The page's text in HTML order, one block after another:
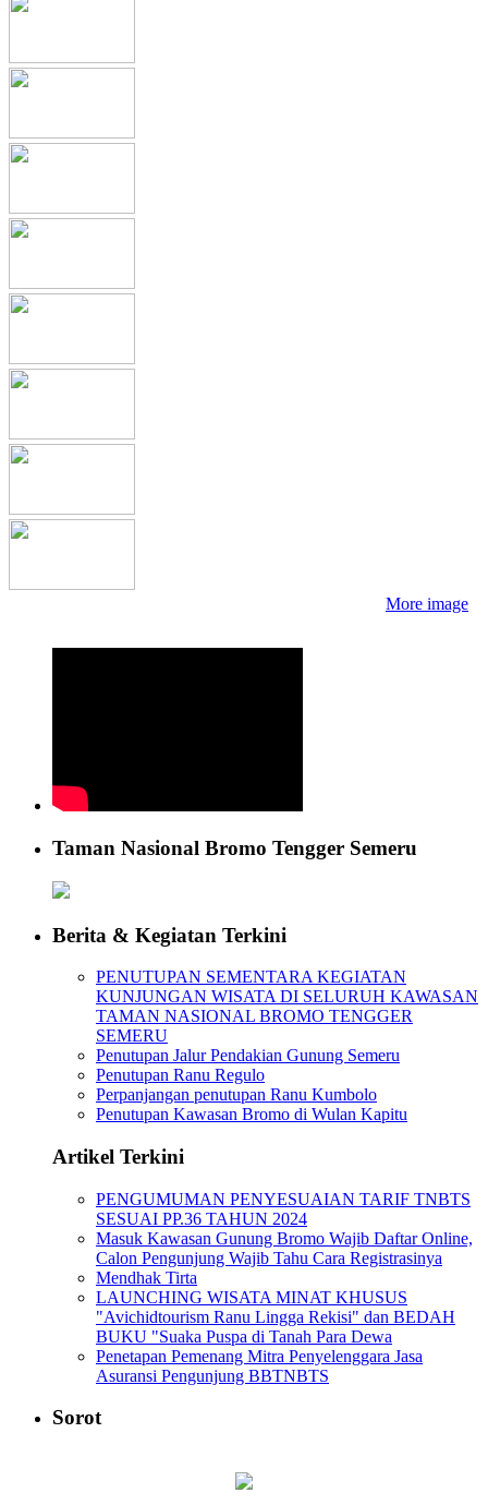
More image
Taman Nasional Bromo Tengger Semeru
Berita & Kegiatan Terkini
PENUTUPAN SEMENTARA KEGIATAN
KUNJUNGAN WISATA DI SELURUH KAWASAN
TAMAN NASIONAL BROMO TENGGER
SEMERU
Penutupan Jalur Pendakian Gunung Semeru
Penutupan Ranu Regulo
Perpanjangan penutupan Ranu Kumbolo
Penutupan Kawasan Bromo di Wulan Kapitu
Artikel Terkini
PENGUMUMAN PENYESUAIAN TARIF TNBTS
SESUAI PP.36 TAHUN 2024
Masuk Kawasan Gunung Bromo Wajib Daftar Online,
Calon Pengunjung Wajib Tahu Cara Registrasinya
Mendhak Tirta
LAUNCHING WISATA MINAT KHUSUS
"Avichidtourism Ranu Lingga Rekisi" dan BEDAH
BUKU "Suaka Puspa di Tanah Para Dewa
Penetapan Pemenang Mitra Penyelenggara Jasa
Asuransi Pengunjung BBTNBTS
Sorot